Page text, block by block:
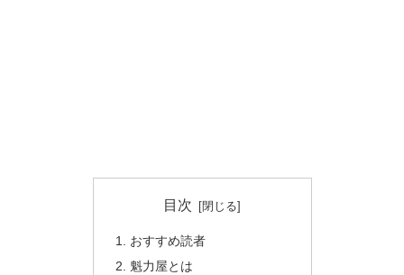
目次
おすすめ読者
魁力屋とは